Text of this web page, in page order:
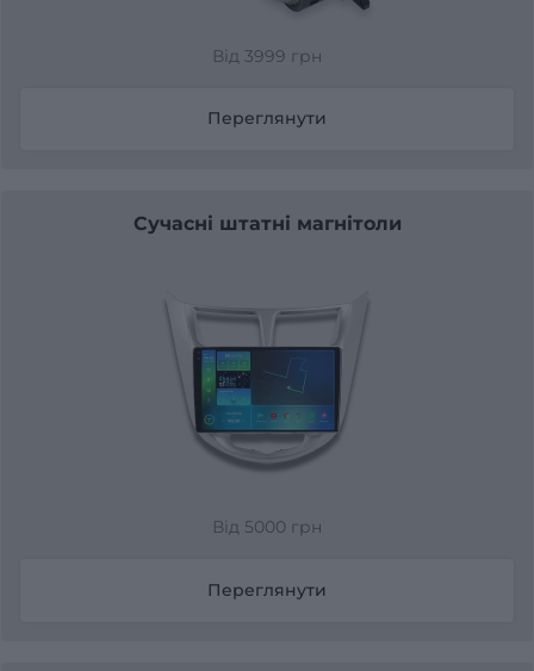
Від 3999 грн
Переглянути
Сучасні штатні магнітоли
Від 5000 грн
Переглянути